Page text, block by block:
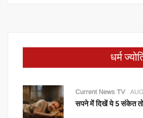
धर्म
Current News TV
सपने में दिखें ये 5 संकेत